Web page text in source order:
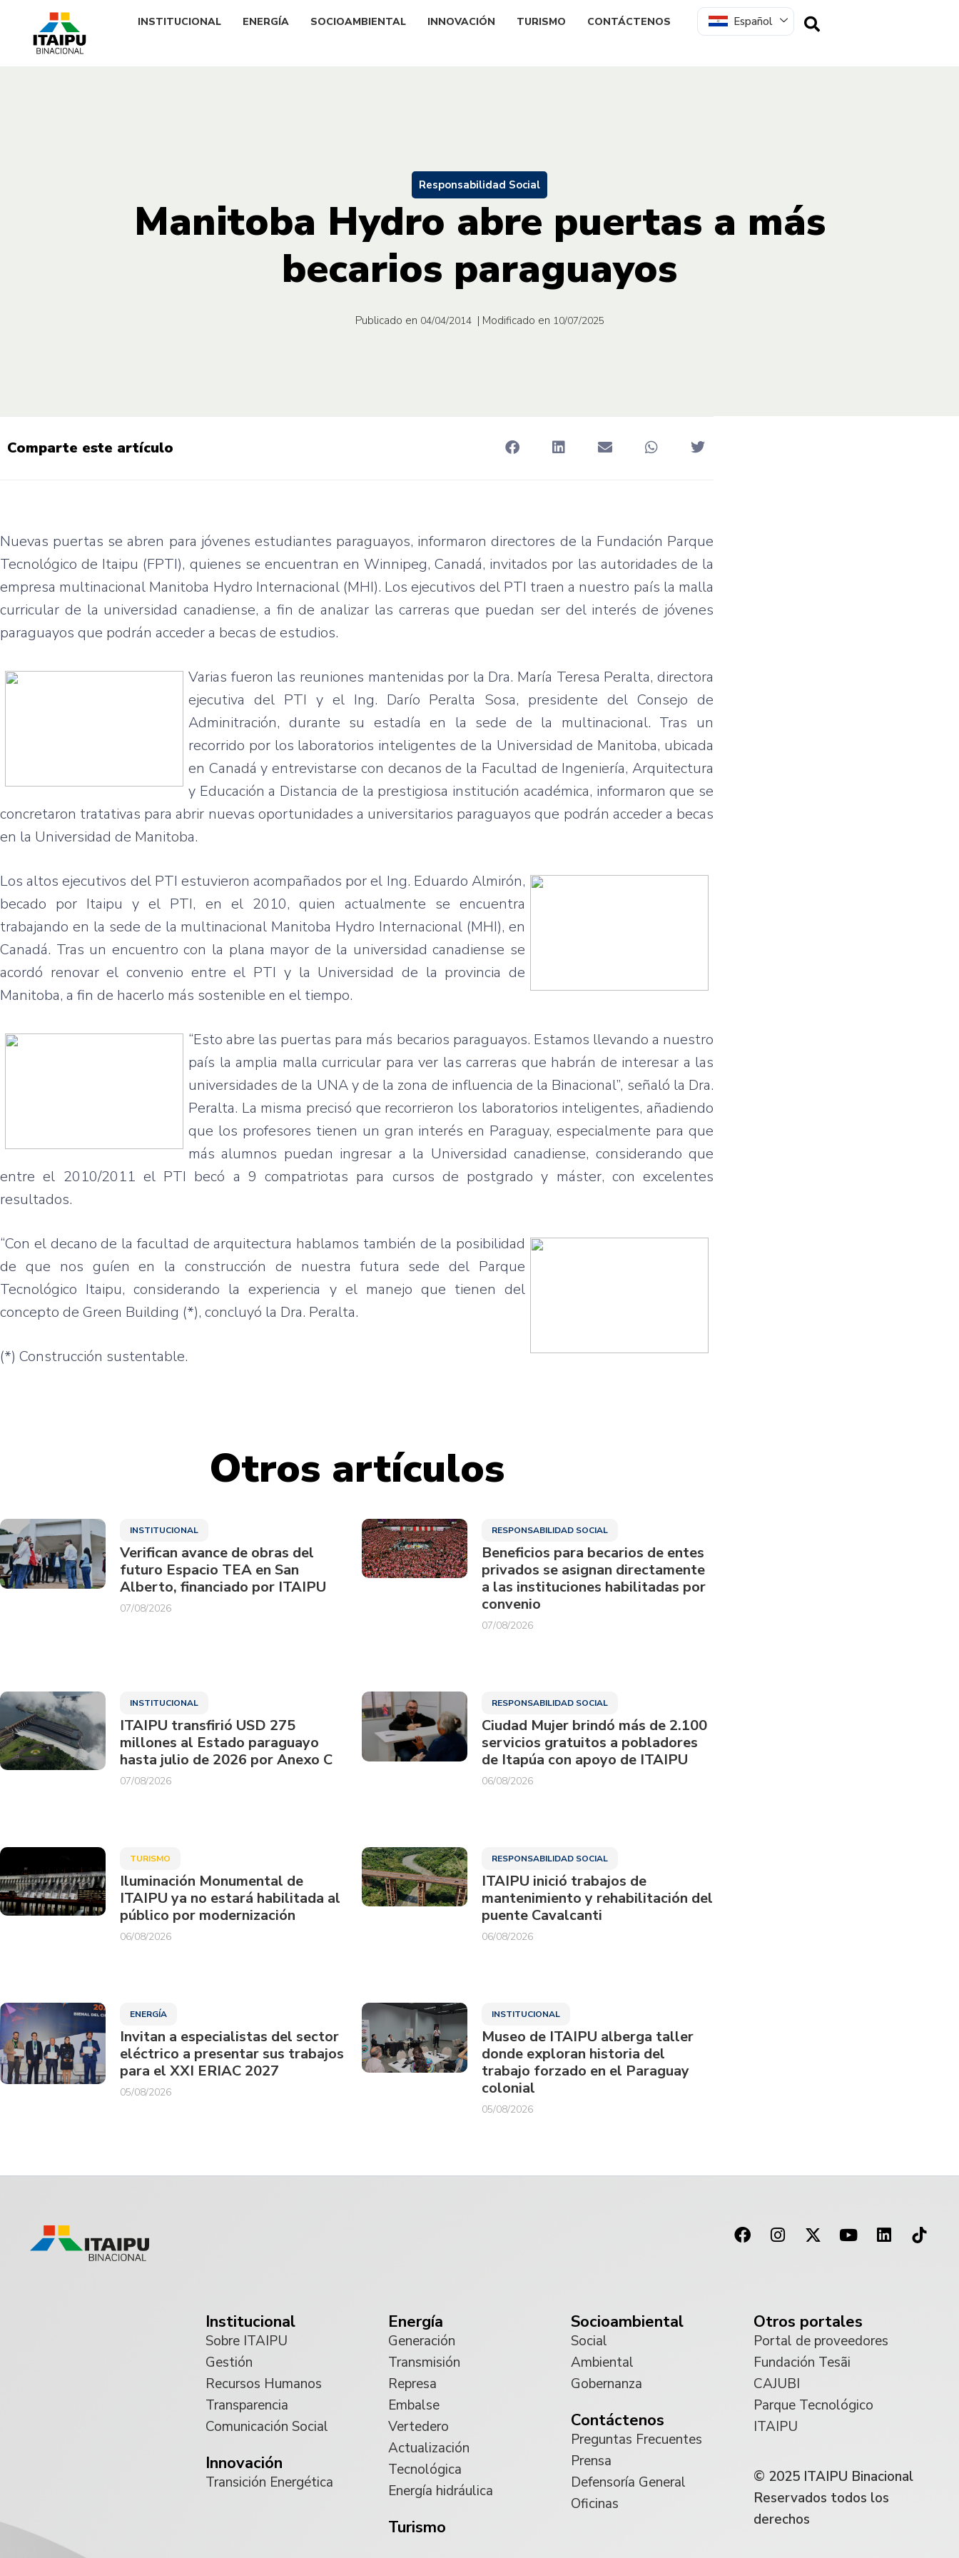
INSTITUCIONAL ENERGÍA SOCIOAMBIENTAL INNOVACIÓN TURISMO CONTÁCTENOS Español
Responsabilidad Social
Manitoba Hydro abre puertas a más
becarios paraguayos
Publicado en 04/04/2014 | Modificado en 10/07/2025
Comparte este artículo
Nuevas puertas se abren para jóvenes estudiantes paraguayos, informaron directores de la Fundación Parque
Tecnológico de Itaipu (FPTI), quienes se encuentran en Winnipeg, Canadá, invitados por las autoridades de la
empresa multinacional Manitoba Hydro Internacional (MHI). Los ejecutivos del PTI traen a nuestro país la malla
curricular de la universidad canadiense, a fin de analizar las carreras que puedan ser del interés de jóvenes
paraguayos que podrán acceder a becas de estudios.
Varias fueron las reuniones mantenidas por la Dra. María Teresa Peralta, directora
ejecutiva del PTI y el Ing. Darío Peralta Sosa, presidente del Consejo de
Adminitración, durante su estadía en la sede de la multinacional. Tras un
recorrido por los laboratorios inteligentes de la Universidad de Manitoba, ubicada
en Canadá y entrevistarse con decanos de la Facultad de Ingeniería, Arquitectura
y Educación a Distancia de la prestigiosa institución académica, informaron que se
concretaron tratativas para abrir nuevas oportunidades a universitarios paraguayos que podrán acceder a becas
en la Universidad de Manitoba.
Los altos ejecutivos del PTI estuvieron acompañados por el Ing. Eduardo Almirón,
becado por Itaipu y el PTI, en el 2010, quien actualmente se encuentra
trabajando en la sede de la multinacional Manitoba Hydro Internacional (MHI), en
Canadá. Tras un encuentro con la plana mayor de la universidad canadiense se
acordó renovar el convenio entre el PTI y la Universidad de la provincia de
Manitoba, a fin de hacerlo más sostenible en el tiempo.
“Esto abre las puertas para más becarios paraguayos. Estamos llevando a nuestro
país la amplia malla curricular para ver las carreras que habrán de interesar a las
universidades de la UNA y de la zona de influencia de la Binacional”, señaló la Dra.
Peralta. La misma precisó que recorrieron los laboratorios inteligentes, añadiendo
que los profesores tienen un gran interés en Paraguay, especialmente para que
más alumnos puedan ingresar a la Universidad canadiense, considerando que
entre el 2010/2011 el PTI becó a 9 compatriotas para cursos de postgrado y máster, con excelentes
resultados.
“Con el decano de la facultad de arquitectura hablamos también de la posibilidad
de que nos guíen en la construcción de nuestra futura sede del Parque
Tecnológico Itaipu, considerando la experiencia y el manejo que tienen del
concepto de Green Building (*), concluyó la Dra. Peralta.
(*) Construcción sustentable.
Otros artículos
INSTITUCIONAL
Verifican avance de obras del
futuro Espacio TEA en San
Alberto, financiado por ITAIPU
07/08/2026
RESPONSABILIDAD SOCIAL
Beneficios para becarios de entes
privados se asignan directamente
a las instituciones habilitadas por
convenio
07/08/2026
INSTITUCIONAL
ITAIPU transfirió USD 275
millones al Estado paraguayo
hasta julio de 2026 por Anexo C
07/08/2026
RESPONSABILIDAD SOCIAL
Ciudad Mujer brindó más de 2.100
servicios gratuitos a pobladores
de Itapúa con apoyo de ITAIPU
06/08/2026
TURISMO
Iluminación Monumental de
ITAIPU ya no estará habilitada al
público por modernización
06/08/2026
RESPONSABILIDAD SOCIAL
ITAIPU inició trabajos de
mantenimiento y rehabilitación del
puente Cavalcanti
06/08/2026
ENERGÍA
Invitan a especialistas del sector
eléctrico a presentar sus trabajos
para el XXI ERIAC 2027
05/08/2026
INSTITUCIONAL
Museo de ITAIPU alberga taller
donde exploran historia del
trabajo forzado en el Paraguay
colonial
05/08/2026
Institucional
Sobre ITAIPU
Gestión
Recursos Humanos
Transparencia
Comunicación Social
Innovación
Transición Energética
Energía
Generación
Transmisión
Represa
Embalse
Vertedero
Actualización
Tecnológica
Energía hidráulica
Turismo
Socioambiental
Social
Ambiental
Gobernanza
Contáctenos
Preguntas Frecuentes
Prensa
Defensoría General
Oficinas
Otros portales
Portal de proveedores
Fundación Tesãi
CAJUBI
Parque Tecnológico
ITAIPU
© 2025 ITAIPU Binacional
Reservados todos los
derechos